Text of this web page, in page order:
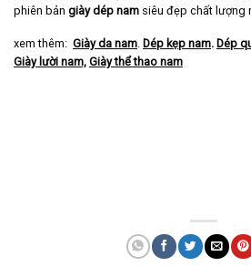
phiên bản giày dép nam siêu đẹp chất lượng
xem thêm: Giày da nam. Dép kẹp nam. Dép
Giày lười nam, Giày thể thao nam